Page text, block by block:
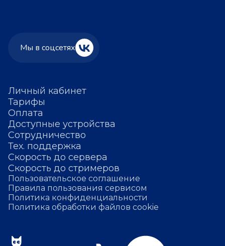
Личный кабинет
Тарифы
Оплата
Доступные устройства
Сотрудничество
Тех. поддержка
Скорость до сервера
Скорость до стримеров
Пользовательское соглашение
Правила пользования сервисом
Политика конфиденциальности
Политика обработки файлов cookie
Мы в соцсетях